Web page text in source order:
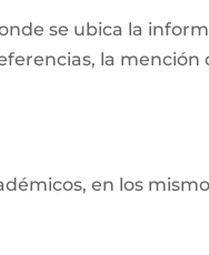
se ubica la
la mención
en los